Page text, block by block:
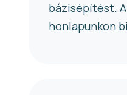
bázisépítést.
honlapunkon